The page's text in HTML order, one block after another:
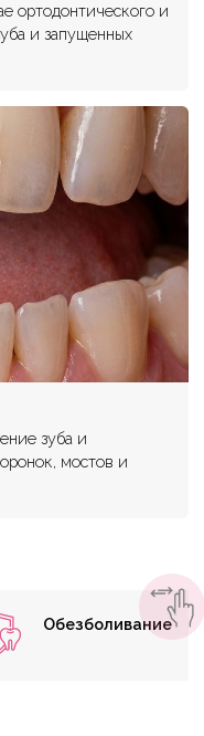
ортодонтического и
и запущенных
зуба и
мостов и
Обезболивание